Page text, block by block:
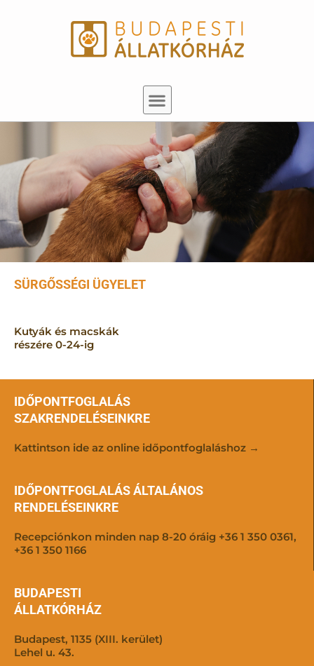
SÜRGŐSSÉGI ÜGYELET
Kutyák és macskák
részére 0-24-ig
IDŐPONTFOGLALÁS
SZAKRENDELÉSEINKRE
Kattintson ide az online időpontfoglaláshoz →
IDŐPONTFOGLALÁS ÁLTALÁNOS
RENDELÉSEINKRE
Recepciónkon minden nap 8-20 óráig +36 1 350 0361,
+36 1 350 1166
BUDAPESTI
ÁLLATKÓRHÁZ
Budapest, 1135 (XIII. kerület)
Lehel u. 43.